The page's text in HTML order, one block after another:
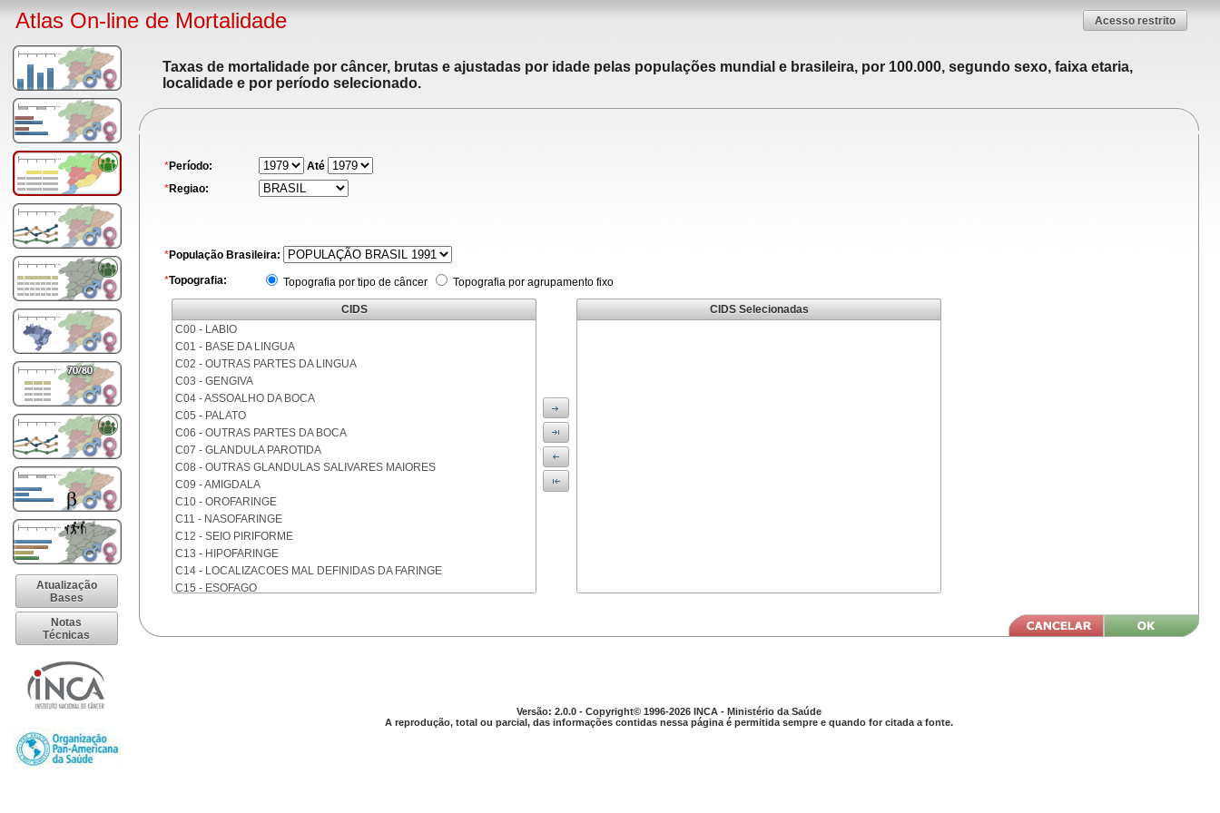
Atlas On-line de Mortalidade Acesso restrito
Atualização
Bases
Notas
Técnicas
Taxas de mortalidade por câncer, brutas e ajustadas por idade pelas populações mundial e brasileira, por 100.000, segundo sexo, faixa etaria,
localidade e por período selecionado.
*Período:
Até
*Regiao:
*População Brasileira:
*Topografia: Topografia por tipo de câncer Topografia por agrupamento fixo
CIDS
C00 - LABIO
C01 - BASE DA LINGUA
C02 - OUTRAS PARTES DA LINGUA
C03 - GENGIVA
C04 - ASSOALHO DA BOCA
C05 - PALATO
C06 - OUTRAS PARTES DA BOCA
C07 - GLANDULA PAROTIDA
C08 - OUTRAS GLANDULAS SALIVARES MAIORES
C09 - AMIGDALA
C10 - OROFARINGE
C11 - NASOFARINGE
C12 - SEIO PIRIFORME
C13 - HIPOFARINGE
C14 - LOCALIZACOES MAL DEFINIDAS DA FARINGE
C15 - ESOFAGO
C18 - COLON
CIDS Selecionadas
Versão: 2.0.0 - Copyright© 1996-2026 INCA - Ministério da Saúde
A reprodução, total ou parcial, das informações contidas nessa página é permitida sempre e quando for citada a fonte.